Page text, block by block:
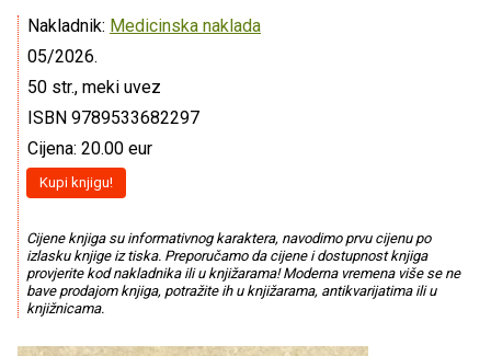
Nakladnik: Medicinska naklada
05/2026.
50 str., meki uvez
ISBN 9789533682297
Cijena: 20.00 eur
Kupi knjigu!
Cijene knjiga su informativnog karaktera, navodimo prvu cijenu po
izlasku knjige iz tiska. Preporučamo da cijene i dostupnost knjiga
provjerite kod nakladnika ili u knjižarama! Moderna vremena više se ne
bave prodajom knjiga, potražite ih u knjižarama, antikvarijatima ili u
knjižnicama.